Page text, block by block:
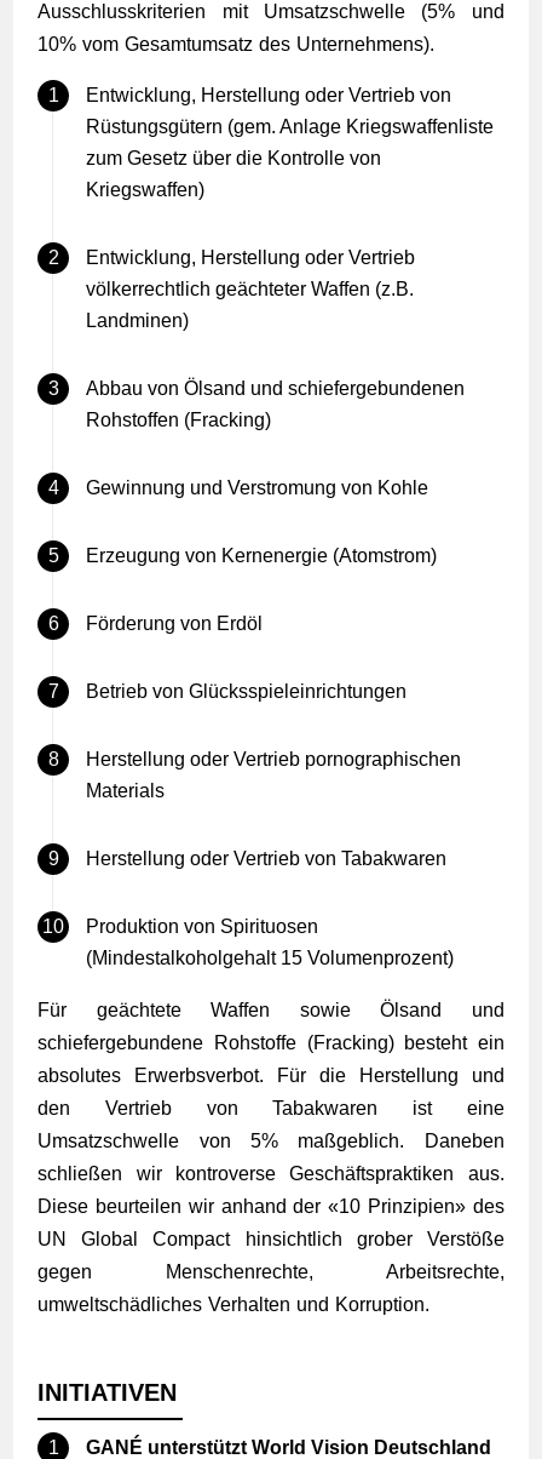
Ausschlusskriterien mit Umsatzschwelle (5% und
10% vom Gesamtumsatz des Unternehmens).
Entwicklung, Herstellung oder Vertrieb von
Rüstungsgütern (gem. Anlage Kriegswaffenliste
zum Gesetz über die Kontrolle von
Kriegswaffen)
Entwicklung, Herstellung oder Vertrieb
völkerrechtlich geächteter Waffen (z.B.
Landminen)
Abbau von Ölsand und schiefergebundenen
Rohstoffen (Fracking)
Gewinnung und Verstromung von Kohle
Erzeugung von Kernenergie (Atomstrom)
Förderung von Erdöl
Betrieb von Glücksspieleinrichtungen
Herstellung oder Vertrieb pornographischen
Materials
Herstellung oder Vertrieb von Tabakwaren
Produktion von Spirituosen
(Mindestalkoholgehalt 15 Volumenprozent)
Für geächtete Waffen sowie Ölsand und
schiefergebundene Rohstoffe (Fracking) besteht ein
absolutes Erwerbsverbot. Für die Herstellung und
den Vertrieb von Tabakwaren ist eine
Umsatzschwelle von 5% maßgeblich. Daneben
schließen wir kontroverse Geschäftspraktiken aus.
Diese beurteilen wir anhand der «10 Prinzipien» des
UN Global Compact hinsichtlich grober Verstöße
gegen Menschenrechte, Arbeitsrechte,
umweltschädliches Verhalten und Korruption.
INITIATIVEN
GANÉ unterstützt World Vision Deutschland